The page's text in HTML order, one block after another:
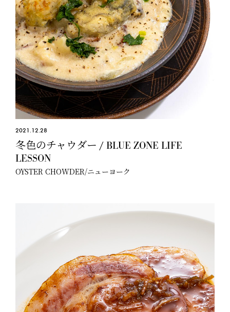
2021.12.28
冬色のチャウダー / BLUE ZONE LIFE
LESSON
OYSTER CHOWDER/ニューヨーク